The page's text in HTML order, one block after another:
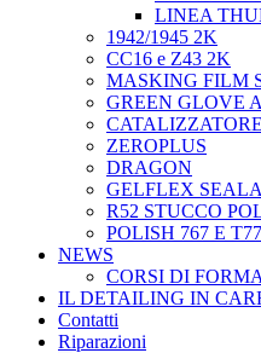
LINEA
1942/1945 2K
CC16 e Z43 2K
MASKING FILM
GREEN GLOVE
ZEROPLUS
DRAGON
GELFLEX
R52 STUCCO
POLISH 767 E T77
NEWS
CORSI DI
IL DETAILING IN
Contatti
Riparazioni